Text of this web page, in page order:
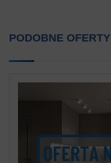
PODOBNE OFERTY